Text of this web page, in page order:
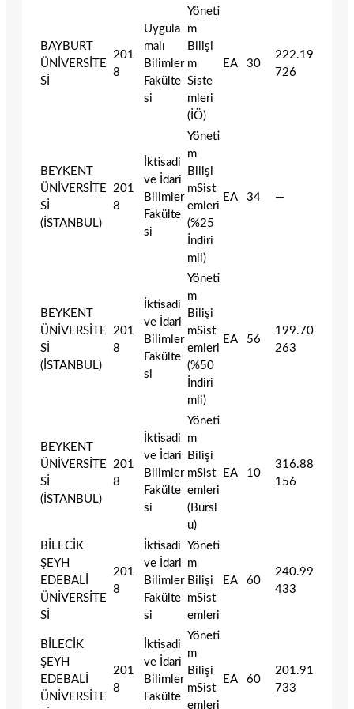
BAYBURT
ÜNİVERSİTE
Sİ
201
8
Uygula
malı
Bilimler
Fakülte
si
Yöneti
m
Bilişi
m
Siste
mleri
(İÖ)
EA 30
222.19
726
BEYKENT
ÜNİVERSİTE
Sİ
(İSTANBUL)
201
8
İktisadi
ve İdari
Bilimler
Fakülte
si
Yöneti
m
Bilişi
mSist
emleri
(%25
İndiri
mli)
EA 34 —
BEYKENT
ÜNİVERSİTE
Sİ
(İSTANBUL)
201
8
İktisadi
ve İdari
Bilimler
Fakülte
si
Yöneti
m
Bilişi
mSist
emleri
(%50
İndiri
mli)
EA 56
199.70
263
BEYKENT
ÜNİVERSİTE
Sİ
(İSTANBUL)
201
8
İktisadi
ve İdari
Bilimler
Fakülte
si
Yöneti
m
Bilişi
mSist
emleri
(Bursl
u)
EA 10
316.88
156
BİLECİK
ŞEYH
EDEBALİ
ÜNİVERSİTE
Sİ
201
8
İktisadi
ve İdari
Bilimler
Fakülte
si
Yöneti
m
Bilişi
mSist
emleri
EA 60
240.99
433
BİLECİK
ŞEYH
EDEBALİ
ÜNİVERSİTE
201
8
İktisadi
ve İdari
Bilimler
Fakülte
Yöneti
m
Bilişi
mSist
emleri
EA 60
201.91
733